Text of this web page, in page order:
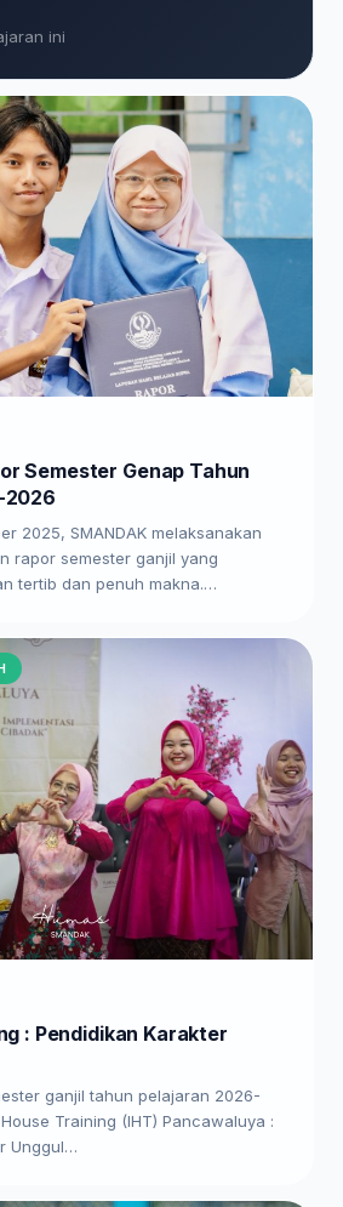
ini
Semester Genap Tahun
2026
2025, SMANDAK melaksanakan
rapor semester ganjil yang
tertib dan penuh makna.…
: Pendidikan Karakter
ganjil tahun pelajaran 2026-
Training (IHT) Pancawaluya :
Unggul…